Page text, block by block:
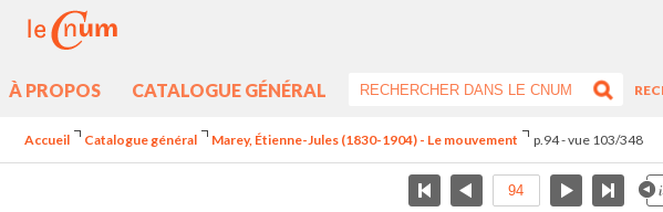
À PROPOS CATALOGUE GÉNÉRAL
Accueil Catalogue général Marey, Étienne-Jules (1830-1904) - Le mouvement p.94 - vue 103/348